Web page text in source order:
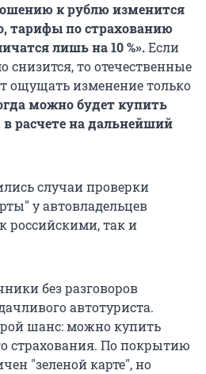
к рублю изменится
тарифы по страхованию
лишь на 10 %».Если
снизится, то отечественные
ощущать изменение только
можно будет купить
в расчете на дальнейший
случаи проверки
у автовладельцев
российскими, так и
без разговоров
автотуриста.
шанс: можно купить
страхования. По покрытию
"зеленой карте", но